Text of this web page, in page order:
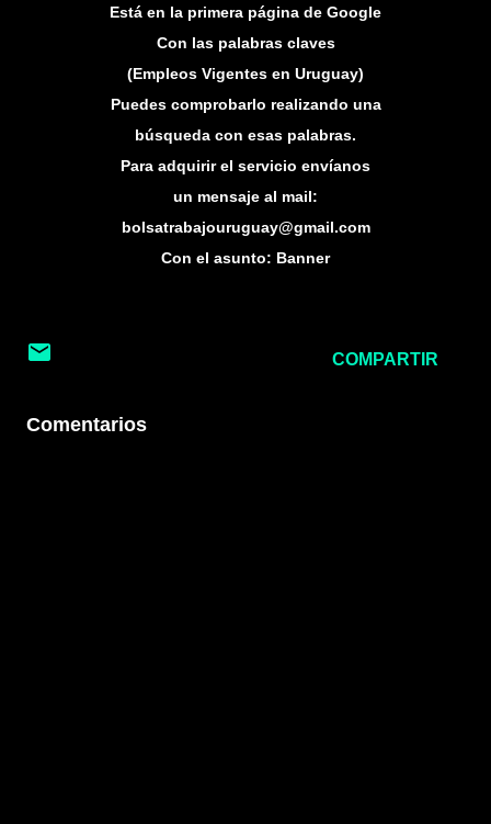
Está en la primera página de Google
Con las palabras claves
(Empleos Vigentes en Uruguay)
Puedes comprobarlo realizando una
búsqueda con esas palabras.
Para adquirir el servicio envíanos
un mensaje al mail:
bolsatrabajouruguay@gmail.com
Con el asunto: Banner
COMPARTIR
Comentarios